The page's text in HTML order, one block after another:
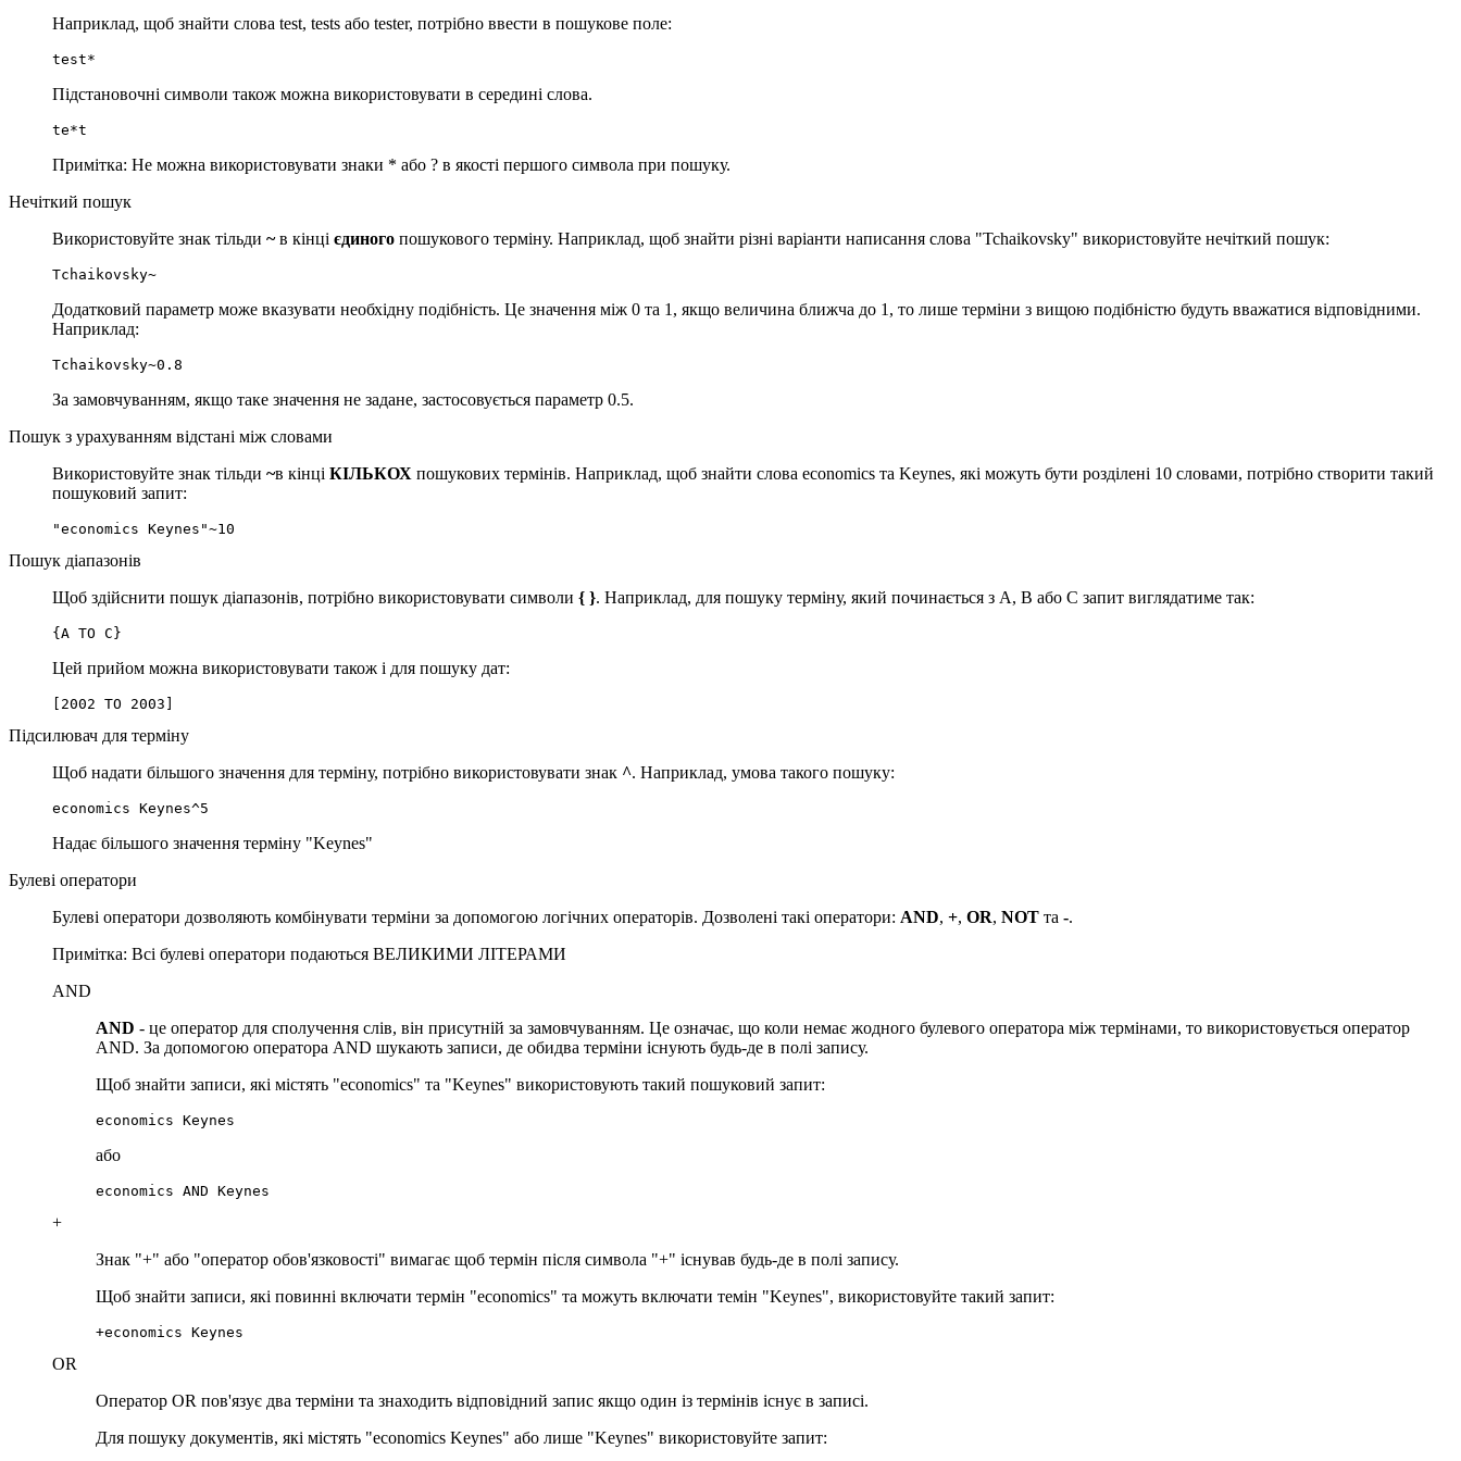
Наприклад, щоб знайти слова test, tests або tester, потрібно ввести в пошукове поле:
test*
Підстановочні символи також можна використовувати в середині слова.
te*t
Примітка: Не можна використовувати знаки * або ? в якості першого символа при пошуку.
Нечіткий пошук
Використовуйте знак тільди ~в кінці єдиного пошукового терміну. Наприклад, щоб знайти різні варіанти написання слова "Tchaikovsky" використовуйте нечіткий пошук:
Tchaikovsky~
Додатковий параметр може вказувати необхідну подібність. Це значення між 0 та 1, якщо величина ближча до 1, то лише терміни з вищою подібністю будуть вважатися відповідними.
Наприклад:
Tchaikovsky~0.8
За замовчуванням, якщо таке значення не задане, застосовується параметр 0.5.
Пошук з урахуванням відстані між словами
Використовуйте знак тільди ~в кінці КІЛЬКОХ пошукових термінів. Наприклад, щоб знайти слова economics та Keynes, які можуть бути розділені 10 словами, потрібно створити такий
пошуковий запит:
"economics Keynes"~10
Пошук діапазонів
Щоб здійснити пошук діапазонів, потрібно використовувати символи { }. Наприклад, для пошуку терміну, який починається з A, B або C запит виглядатиме так:
{A TO C}
Цей прийом можна використовувати також і для пошуку дат:
[2002 TO 2003]
Підсилювач для терміну
Щоб надати більшого значення для терміну, потрібно використовувати знак ^. Наприклад, умова такого пошуку:
economics Keynes^5
Надає більшого значення терміну "Keynes"
Булеві оператори
Булеві оператори дозволяють комбінувати терміни за допомогою логічних операторів. Дозволені такі оператори: AND, +, OR, NOT та -.
Примітка: Всі булеві оператори подаються ВЕЛИКИМИ ЛІТЕРАМИ
AND
AND - це оператор для сполучення слів, він присутній за замовчуванням. Це означає, що коли немає жодного булевого оператора між термінами, то використовується оператор
AND. За допомогою оператора AND шукають записи, де обидва терміни існують будь-де в полі запису.
Щоб знайти записи, які містять "economics" та "Keynes" використовують такий пошуковий запит:
economics Keynes
або
economics AND Keynes
+
Знак "+" або "оператор обов'язковості" вимагає щоб термін після символа "+" існував будь-де в полі запису.
Щоб знайти записи, які повинні включати термін "economics" та можуть включати темін "Keynes", використовуйте такий запит:
+economics Keynes
OR
Оператор OR пов'язує два терміни та знаходить відповідний запис якщо один із термінів існує в записі.
Для пошуку документів, які містять "economics Keynes" або лише "Keynes" використовуйте запит: